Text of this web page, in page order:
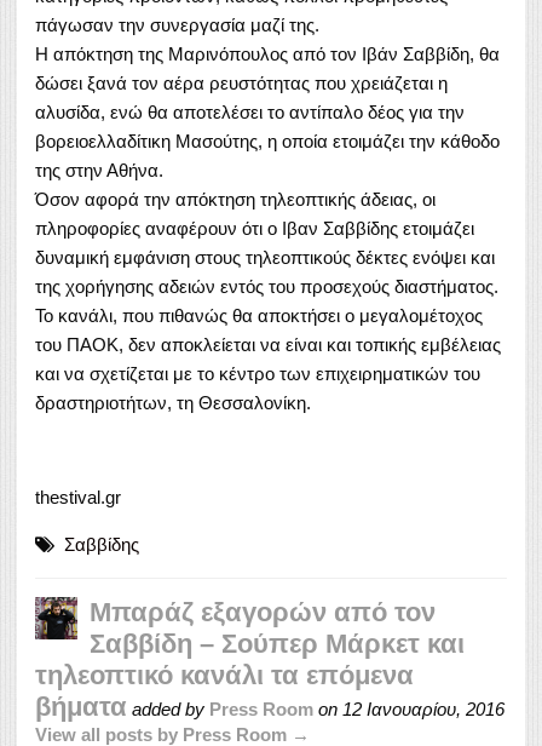
πάγωσαν την συνεργασία μαζί της.
Η απόκτηση της Μαρινόπουλος από τον Ιβάν Σαββίδη, θα
δώσει ξανά τον αέρα ρευστότητας που χρειάζεται η
αλυσίδα, ενώ θα αποτελέσει το αντίπαλο δέος για την
βορειοελλαδίτικη Μασούτης, η οποία ετοιμάζει την κάθοδο
της στην Αθήνα.
Όσον αφορά την απόκτηση τηλεοπτικής άδειας, οι
πληροφορίες αναφέρουν ότι ο Ιβαν Σαββίδης ετοιμάζει
δυναμική εμφάνιση στους τηλεοπτικούς δέκτες ενόψει και
της χορήγησης αδειών εντός του προσεχούς διαστήματος.
Το κανάλι, που πιθανώς θα αποκτήσει ο μεγαλομέτοχος
του ΠΑΟΚ, δεν αποκλείεται να είναι και τοπικής εμβέλειας
και να σχετίζεται με το κέντρο των επιχειρηματικών του
δραστηριοτήτων, τη Θεσσαλονίκη.
thestival.gr
Σαββίδης
Μπαράζ εξαγορών από τον
Σαββίδη – Σούπερ Μάρκετ και
τηλεοπτικό κανάλι τα επόμενα
βήματα added by Press Room on 12 Ιανουαρίου, 2016
View all posts by Press Room →